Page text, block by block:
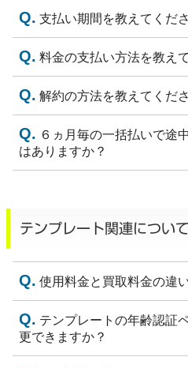
支払い期間を教えてくだ
料金の支払い方法を教え
解約の方法を教えてくだ
６ヵ月毎の一括払いで途
はありますか？
テンプレート関連につい
使用料金と買取料金の違
テンプレートの年齢認証
更できますか？